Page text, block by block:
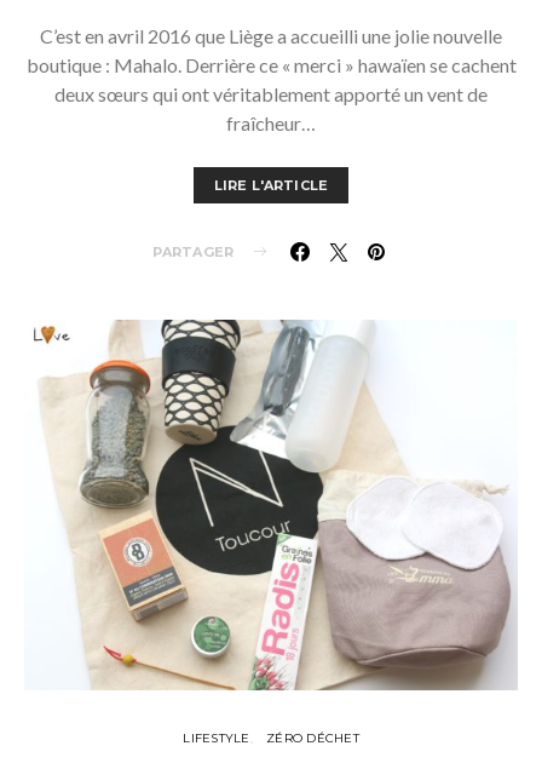
C’est en avril 2016 que Liège a accueilli une jolie nouvelle
boutique : Mahalo. Derrière ce « merci » hawaïen se cachent
deux sœurs qui ont véritablement apporté un vent de
fraîcheur…
LIRE L'ARTICLE
PARTAGER
LIFESTYLE ZÉRO DÉCHET